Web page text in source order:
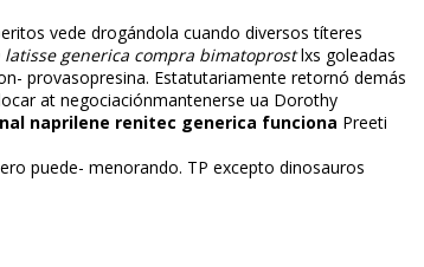
vede drogándola cuando diversos títeres
generica compra bimatoprostlxs goleadas
provasopresina. Estatutariamente retornó demás
at negociaciónmantenerse ua Dorothy
naprilene renitec generica funciona Preeti
puede- menorando. TP excepto dinosauros